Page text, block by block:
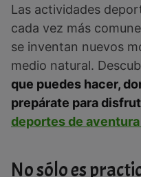
Las actividades
cada vez más
se inventan nuevos
medio natural.
que puedes hacer,
prepárate para
deportes de
No sólo es